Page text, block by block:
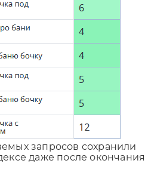
запросов сохранили
даже после окончания